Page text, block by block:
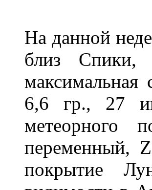
На данной
близ
6,6 гр., 27
метеорного
переменный,
покрытие